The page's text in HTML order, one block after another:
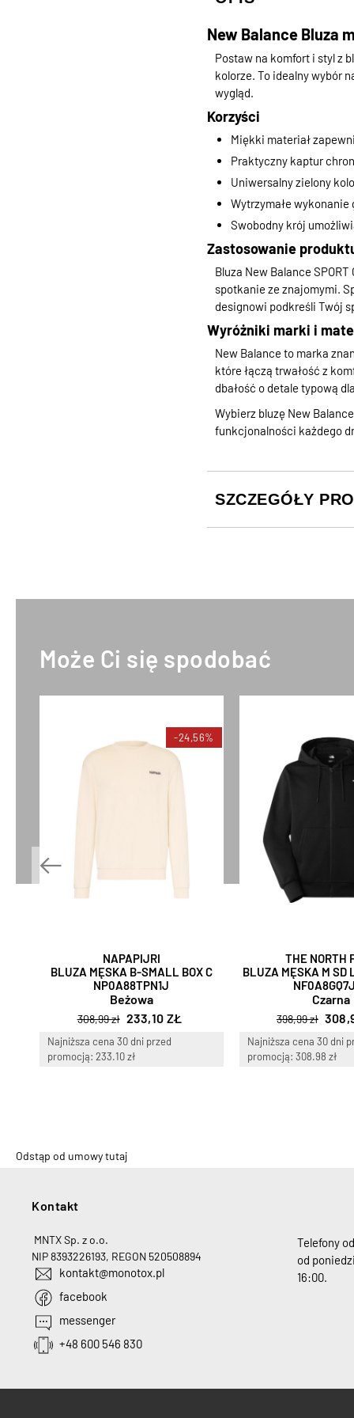
New Balance Bluza
Postaw na komfort i styl z
kolorze. To idealny wybór
wygląd.
Korzyści
Miękki materiał
Praktyczny kaptur
Uniwersalny zielony
Wytrzymałe
Swobodny krój
Zastosowanie
Bluza New Balance
spotkanie ze znajomymi.
designowi podkreśli Twój
Wyróżniki marki i
New Balance to marka
które łączą trwałość z
dbałość o detale typową
Wybierz bluzę New
funkcjonalności każdego
SZCZEGÓŁY
Może Ci się spodobać
-24,56%
NAPAPIJRI
BLUZA MĘSKA B-SMALL BOX C
NP0A88TPN1J
Beżowa
308,99 zł 233,10 ZŁ
Najniższa cena 30 dni przed
promocją: 233.10 zł
THE NORTH
BLUZA MĘSKA M SD
Czarna
398,99 zł
Najniższa cena 30 dni
promocją: 308.98 zł
Odstąp od umowy tutaj
Kontakt
MNTX Sp. z o.o.
NIP 8393226193, REGON 520508894
kontakt@monotox.pl
facebook
messenger
+48 600 546 830
Telefony
od
16:00.